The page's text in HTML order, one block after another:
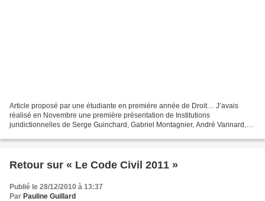
Article proposé par une étudiante en première année de Droit… J’avais
réalisé en Novembre une première présentation de Institutions
juridictionnelles de Serge Guinchard, Gabriel Montagnier, André Varinard,
Retour sur « Le Code Civil 2011 »
Publié le 28/12/2010 à 13:37
Par Pauline Guillard